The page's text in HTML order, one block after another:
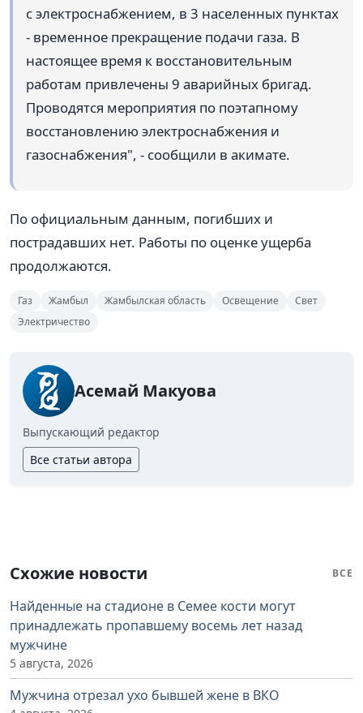
с электроснабжением, в 3 населенных пунктах
- временное прекращение подачи газа. В
настоящее время к восстановительным
работам привлечены 9 аварийных бригад.
Проводятся мероприятия по поэтапному
восстановлению электроснабжения и
газоснабжения", - сообщили в акимате.
По официальным данным, погибших и
пострадавших нет. Работы по оценке ущерба
продолжаются.
Газ Жамбыл Жамбылская область Освещение
Свет
Электричество
Асемай Макуова
Выпускающий редактор
Все статьи автора
Схожие новости ВСЕ
Найденные на стадионе в Семее кости могут
принадлежать пропавшему восемь лет назад
мужчине
5 августа, 2026
Мужчина отрезал ухо бывшей жене в ВКО